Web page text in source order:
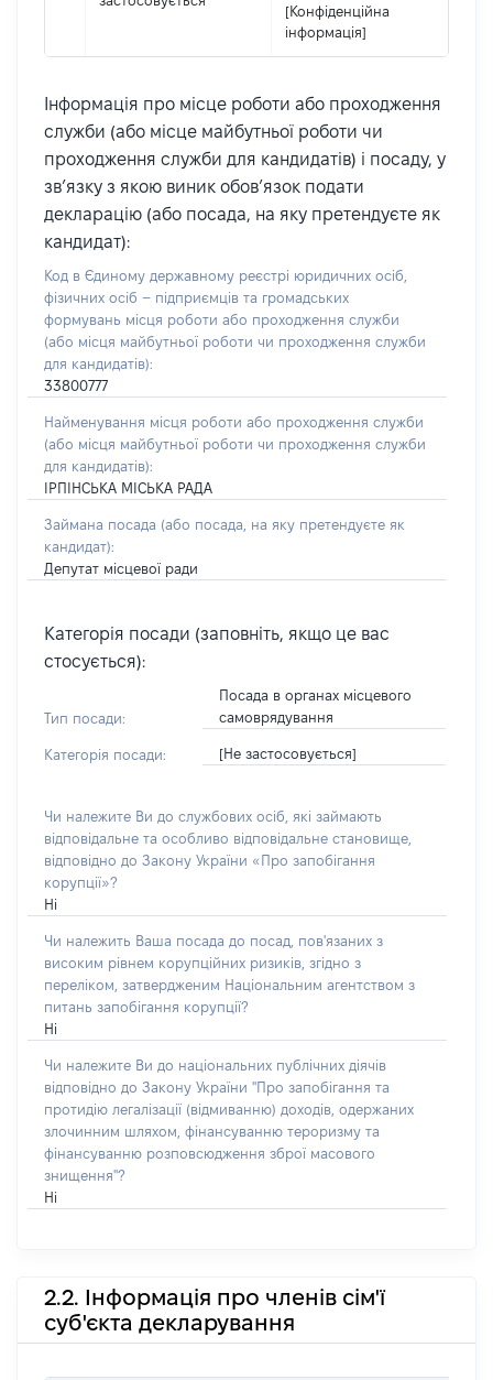
[Конфіденційна
інформація]
Інформація про місце роботи або проходження
служби (або місце майбутньої роботи чи
проходження служби для кандидатів) і посаду, у
зв’язку з якою виник обов’язок подати
декларацію (або посада, на яку претендуєте як
кандидат):
Код в Єдиному державному реєстрі юридичних осіб,
фізичних осіб – підприємців та громадських
формувань місця роботи або проходження служби
(або місця майбутньої роботи чи проходження служби
для кандидатів):
33800777
Найменування місця роботи або проходження служби
(або місця майбутньої роботи чи проходження служби
для кандидатів):
ІРПІНСЬКА МІСЬКА РАДА
Займана посада (або посада, на яку претендуєте як
кандидат):
Депутат місцевої ради
Категорія посади (заповніть, якщо це вас
стосується):
Тип посади:
Посада в органах місцевого
самоврядування
Категорія посади: [Не застосовується]
Чи належите Ви до службових осіб, які займають
відповідальне та особливо відповідальне становище,
відповідно до Закону України «Про запобігання
корупції»?
Ні
Чи належить Ваша посада до посад, пов'язаних з
високим рівнем корупційних ризиків, згідно з
переліком, затвердженим Національним агентством з
питань запобігання корупції?
Ні
Чи належите Ви до національних публічних діячів
відповідно до Закону України "Про запобігання та
протидію легалізації (відмиванню) доходів, одержаних
злочинним шляхом, фінансуванню тероризму та
фінансуванню розповсюдження зброї масового
знищення"?
Ні
2.2. Інформація про членів сім'ї
суб'єкта декларування